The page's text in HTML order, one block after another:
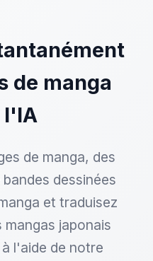
de manga
l'IA
de manga, des
dessinées
et traduisez
japonais
l'aide de notre